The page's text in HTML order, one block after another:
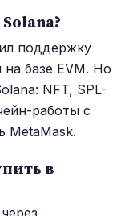
поддержку
базе EVM. Но
NFT, SPL-
работы с
MetaMask.
в